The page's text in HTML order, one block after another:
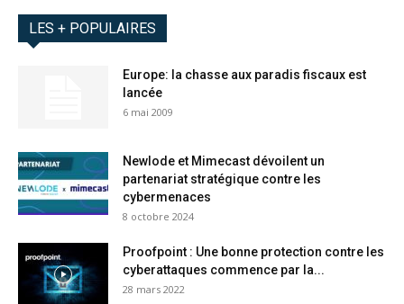
LES + POPULAIRES
Europe: la chasse aux paradis fiscaux est
lancée
6 mai 2009
Newlode et Mimecast dévoilent un
partenariat stratégique contre les
cybermenaces
8 octobre 2024
Proofpoint : Une bonne protection contre les
cyberattaques commence par la...
28 mars 2022